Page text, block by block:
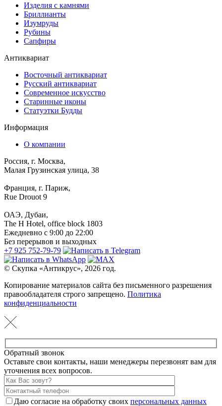
Изделия с камнями
Бриллианты
Изумруды
Рубины
Сапфиры
Антиквариат
Восточный антиквариат
Русский антиквариат
Современное искусство
Старинные иконы
Статуэтки Будды
Информация
О компании
Россия, г. Москва,
Малая Грузинская улица, 38
Франция, г. Париж,
Rue Drouot 9
ОАЭ, Дубаи,
The H Hotel, office block 1803
Ежедневно с 9:00 до 22:00
Без перерывов и выходных
+7 925 752-79-79
© Скупка «Антикрус», 2026 год.
Копирование материалов сайта без письменного разрешения
правообладателя строго запрещено. Политика
конфиденциальности
Обратный звонок
Оставьте свои контакты, наши менеджеры перезвонят вам для
уточнения всех вопросов.
Даю согласие на обработку своих персональных данных